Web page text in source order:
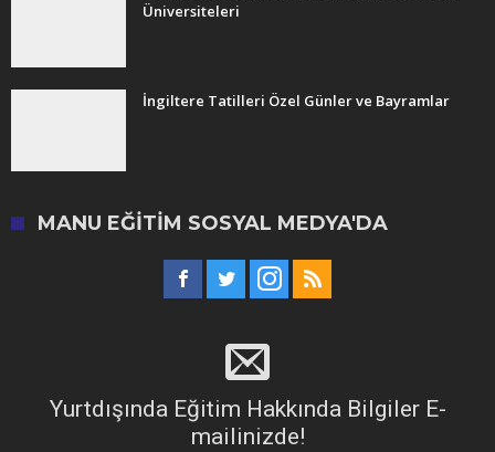
Üniversiteleri
İngiltere Tatilleri Özel Günler ve Bayramlar
MANU EĞITIM SOSYAL MEDYA'DA
Yurtdışında Eğitim Hakkında Bilgiler E-
mailinizde!